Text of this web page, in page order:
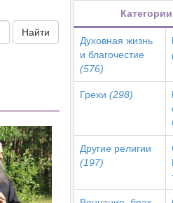
Найти
Духовная жизнь
и благочестие
(576)
Грехи (298)
Другие религии
(197)